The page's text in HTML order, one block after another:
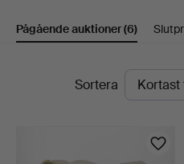
på
Auktionsverk
Pågående auktioner(6)
PågåendeSortera